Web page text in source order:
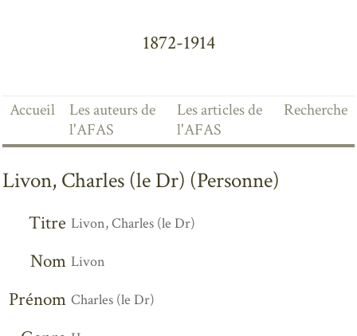
1872-1914
Accueil
Les auteurs de
l'AFAS
Les articles de
l'AFAS
Recherche
Livon, Charles (le Dr) (Personne)
Titre Livon, Charles (le Dr)
Nom Livon
Prénom Charles (le Dr)